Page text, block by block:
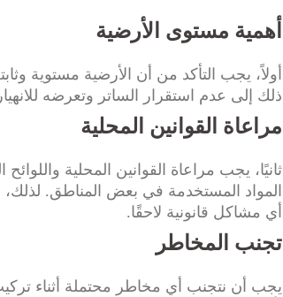
أهمية مستوى الأرضية
أولاً، يجب التأكد من أن الأرضية مستوية
ذلك إلى عدم استقرار الساتر وتعرضه
مراعاة القوانين المحلية
ثانيًا، يجب مراعاة القوانين المحلية
المواد المستخدمة في بعض المناطق.
أي مشاكل قانونية لاحقًا.
تجنب المخاطر
يجب أن نتجنب أي مخاطر محتملة أثناء